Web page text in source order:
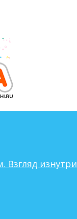
Взгляд изнутри